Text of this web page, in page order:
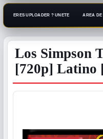
ERES UPLOADER ? UNETE AREA DE
Los Simpson
[720p] Latino